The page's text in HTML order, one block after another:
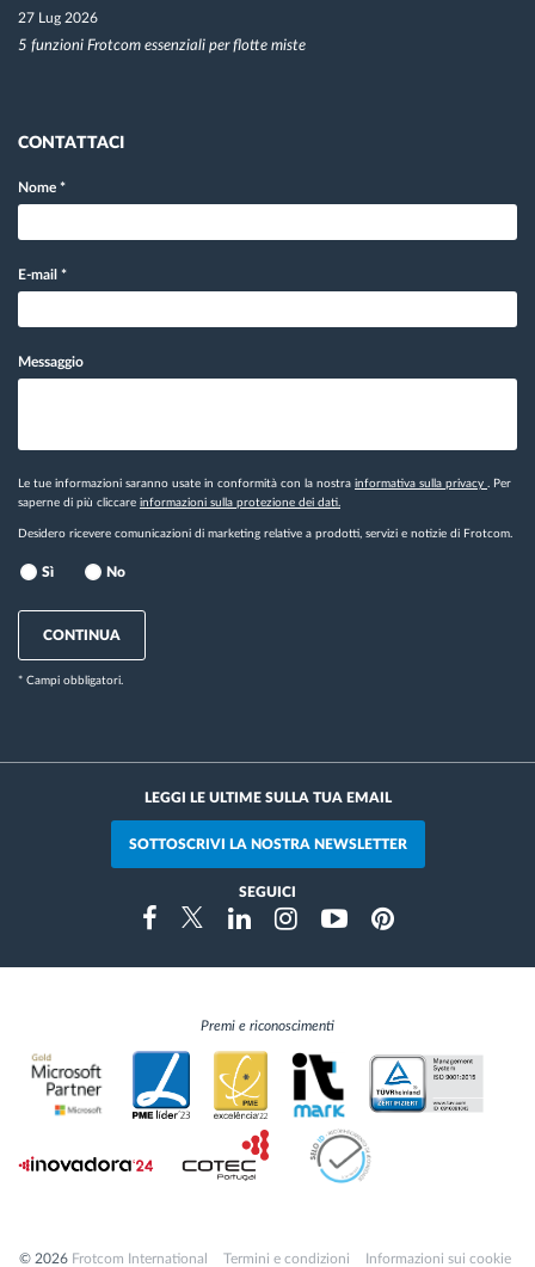
27 Lug 2026
5 funzioni Frotcom essenziali per flotte miste
CONTATTACI
Nome *
E-mail *
Messaggio
Le tue informazioni saranno usate in conformità con la nostra informativa sulla privacy
. Per
saperne di più cliccare informazioni sulla protezione dei dati.
Desidero ricevere comunicazioni di marketing relative a prodotti, servizi e notizie di Frotcom.
Sì No
CONTINUA
* Campi obbligatori.
LEGGI LE ULTIME SULLA TUA EMAIL
SOTTOSCRIVI LA NOSTRA NEWSLETTER
SEGUICI
FacebookTwitterLinkedinInstragramYoutubePinterest
Premi e riconoscimenti
© 2026 Frotcom International Termini e condizioni Informazioni sui cookie